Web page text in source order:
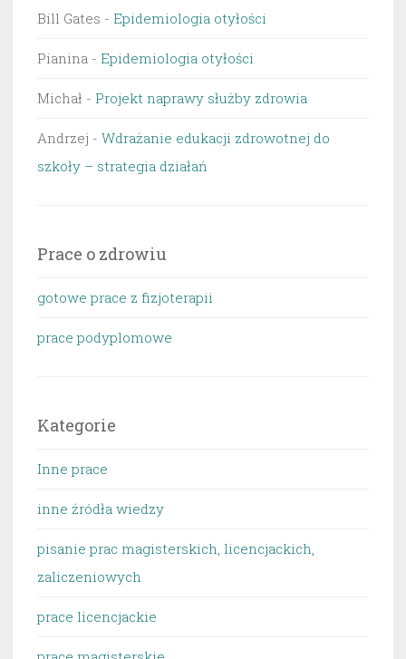
Bill Gates - Epidemiologia otyłości
Pianina - Epidemiologia otyłości
Michał - Projekt naprawy służby zdrowia
Andrzej - Wdrażanie edukacji zdrowotnej do
szkoły – strategia działań
Prace o zdrowiu
gotowe prace z fizjoterapii
prace podyplomowe
Kategorie
Inne prace
inne źródła wiedzy
pisanie prac magisterskich, licencjackich,
zaliczeniowych
prace licencjackie